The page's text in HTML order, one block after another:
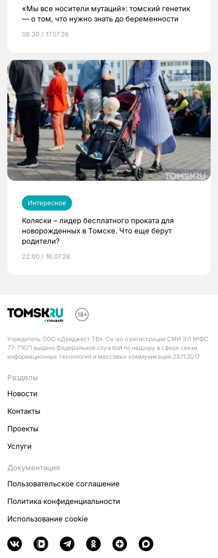
«Мы все носители мутаций»: томский генетик
— о том, что нужно знать до беременности
08:30 / 17.07.26
Интересное
Коляски – лидер бесплатного проката для
новорожденных в Томске. Что еще берут
родители?
22:00 / 16.07.26
Учредитель ООО «Дайджест ТВ». Св-во о регистрации СМИ ЭЛ №ФС
77-71671 выдано Федеральной службой по надзору в сфере связи,
информационных технологий и массовых коммуникаций 23.11.2017
Разделы
Новости
Контакты
Проекты
Услуги
Документация
Пользовательское соглашение
Политика конфиденциальности
Использование cookie